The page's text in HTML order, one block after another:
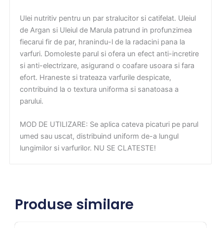
Ulei nutritiv pentru un par stralucitor si catifelat. Uleiul
de Argan si Uleiul de Marula patrund in profunzimea
fiecarui fir de par, hranindu-l de la radacini pana la
varfuri. Domoleste parul si ofera un efect anti-incretire
si anti-electrizare, asigurand o coafare usoara si fara
efort. Hraneste si trateaza varfurile despicate,
contribuind la o textura uniforma si sanatoasa a
parului.
MOD DE UTILIZARE: Se aplica cateva picaturi pe parul
umed sau uscat, distribuind uniform de-a lungul
lungimilor si varfurilor. NU SE CLATESTE!
Produse similare